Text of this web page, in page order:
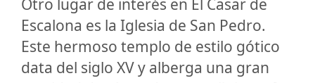
Escalona es la Iglesia de San Pedro.
Este hermoso templo de estilo gótico
data del siglo XV y alberga una gran